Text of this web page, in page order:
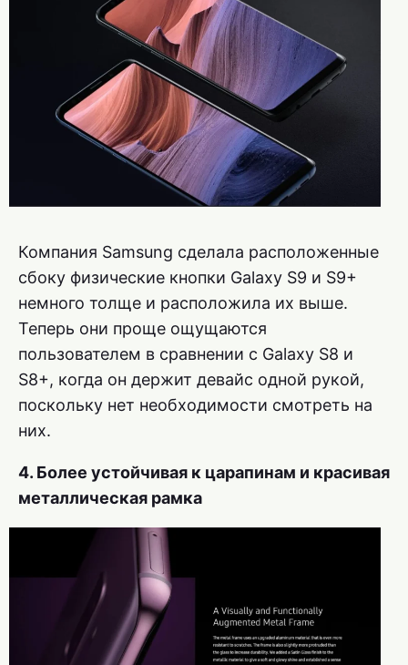
Компания Samsung сделала расположенные
сбоку физические кнопки Galaxy S9 и S9+
немного толще и расположила их выше.
Теперь они проще ощущаются
пользователем в сравнении с Galaxy S8 и
S8+, когда он держит девайс одной рукой,
поскольку нет необходимости смотреть на
них.
4. Более устойчивая к царапинам и красивая
металлическая рамка